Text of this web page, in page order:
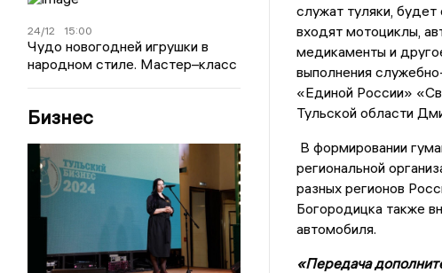
24/12 15:00
Чудо новогодней игрушки в
народном стиле. Мастер–класс
Бизнес
служат туляки, будет
входят мотоциклы,
медикаменты и
выполнения
«Единой России»
Тульской области
В формировании
региональной
разных регионов
Богородицка также
автомобиля.
«Передача